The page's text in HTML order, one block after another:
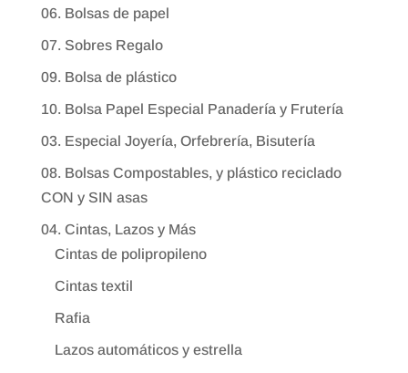
06. Bolsas de papel
07. Sobres Regalo
09. Bolsa de plástico
10. Bolsa Papel Especial Panadería y Frutería
03. Especial Joyería, Orfebrería, Bisutería
08. Bolsas Compostables, y plástico reciclado
CON y SIN asas
04. Cintas, Lazos y Más
Cintas de polipropileno
Cintas textil
Rafia
Lazos automáticos y estrella